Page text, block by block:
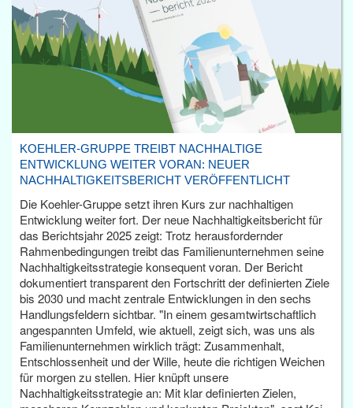
KOEHLER-GRUPPE TREIBT NACHHALTIGE
ENTWICKLUNG WEITER VORAN: NEUER
NACHHALTIGKEITSBERICHT VERÖFFENTLICHT
Die Koehler-Gruppe setzt ihren Kurs zur nachhaltigen
Entwicklung weiter fort. Der neue Nachhaltigkeitsbericht für
das Berichtsjahr 2025 zeigt: Trotz herausfordernder
Rahmenbedingungen treibt das Familienunternehmen seine
Nachhaltigkeitsstrategie konsequent voran. Der Bericht
dokumentiert transparent den Fortschritt der definierten Ziele
bis 2030 und macht zentrale Entwicklungen in den sechs
Handlungsfeldern sichtbar. "In einem gesamtwirtschaftlich
angespannten Umfeld, wie aktuell, zeigt sich, was uns als
Familienunternehmen wirklich trägt: Zusammenhalt,
Entschlossenheit und der Wille, heute die richtigen Weichen
für morgen zu stellen. Hier knüpft unsere
Nachhaltigkeitsstrategie an: Mit klar definierten Zielen,